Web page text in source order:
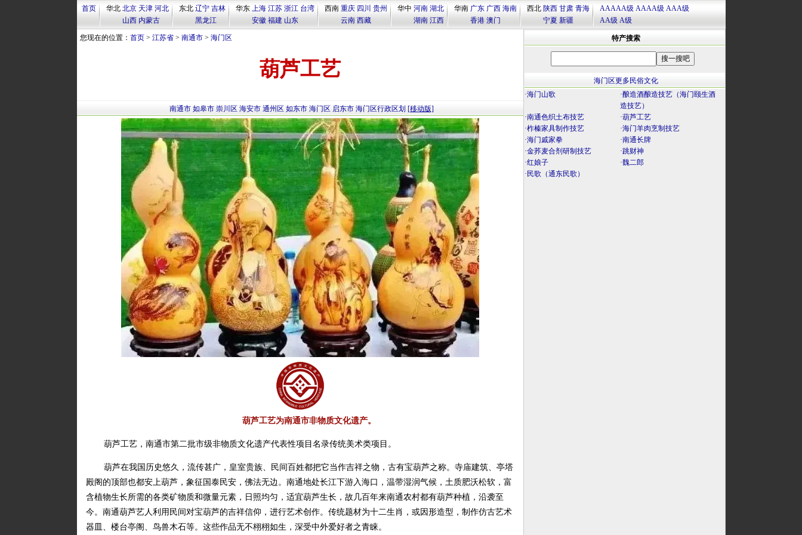
首页 华北 北京 天津 河北
山西 内蒙古
东北 辽宁 吉林
黑龙江
华东 上海 江苏 浙江 台湾
安徽 福建 山东
西南 重庆 四川 贵州
云南 西藏
华中 河南 湖北
湖南 江西
华南 广东 广西 海南
香港 澳门
西北 陕西 甘肃 青海
宁夏 新疆
AAAAA级 AAAA级 AAA级
AA级 A级
您现在的位置： 首页> 江苏省> 南通市> 海门区
葫芦工艺
南通市 如皋市 崇川区 海安市 通州区 如东市 海门区 启东市 海门区行政区划 [移动版]
葫芦工艺为南通市非物质文化遗产。
葫芦工艺，南通市第二批市级非物质文化遗产代表性项目名录传统美术类项目。
葫芦在我国历史悠久，流传甚广，皇室贵族、民间百姓都把它当作吉祥之物，古有宝葫芦之称。寺庙建筑、亭塔
殿阁的顶部也都安上葫芦，象征国泰民安，佛法无边。南通地处长江下游入海口，温带湿润气候，土质肥沃松软，富
含植物生长所需的各类矿物质和微量元素，日照均匀，适宜葫芦生长，故几百年来南通农村都有葫芦种植，沿袭至
今。南通葫芦艺人利用民间对宝葫芦的吉祥信仰，进行艺术创作。传统题材为十二生肖，或因形造型，制作仿古艺术
器皿、楼台亭阁、鸟兽木石等。这些作品无不栩栩如生，深受中外爱好者之青睐。
特产搜索
海门区更多民俗文化
·海门山歌 ·酿造酒酿造技艺（海门颐生酒
造技艺）
·南通色织土布技艺 ·葫芦工艺
·柞榛家具制作技艺 ·海门羊肉烹制技艺
·海门戚家拳 ·南通长牌
·金荞麦合剂研制技艺 ·跳财神
·红娘子 ·魏二郎
· 民歌（通东民歌）